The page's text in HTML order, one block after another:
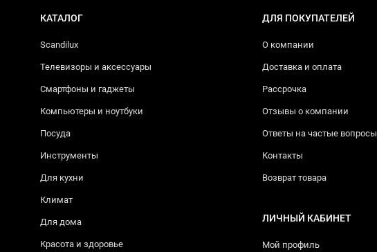
КАТАЛОГ
Scandilux
Телевизоры и аксессуары
Смартфоны и гаджеты
Компьютеры и ноутбуки
Посуда
Инструменты
Для кухни
Климат
Для дома
Красота и здоровье
ДЛЯ ПОКУПАТЕЛЕЙ
О компании
Доставка и оплата
Рассрочка
Отзывы о компании
Ответы на частые вопросы
Контакты
Возврат товара
ЛИЧНЫЙ КАБИНЕТ
Мой профиль